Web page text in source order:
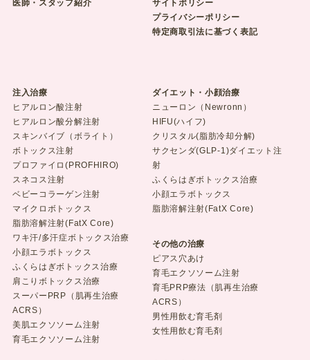
医師・スタッフ紹介
サイトポリシー
プライバシーポリシー
特定商取引法に基づく表記
注入治療
ヒアルロン酸注射
ヒアルロン酸分解注射
スキンバイブ（ボライト）
ボトックス注射
プロファイロ(PROFHIRO)
スネコス注射
ベビーコラーゲン注射
マイクロボトックス
脂肪溶解注射(FatX Core)
ワキ汗/多汗症ボトックス治療
小顔エラボトックス
ふくらはぎボトックス治療
肩こりボトックス治療
スーパーPRP（肌再生治療
ACRS）
美肌エクソソーム注射
育毛エクソソーム注射
ダイエット・小顔治療
ニューロン（Newronn）
HIFU(ハイフ)
クリスタル(脂肪冷却分解)
サクセンダ(GLP-1)ダイエット注
射
ふくらはぎボトックス治療
小顔エラボトックス
脂肪溶解注射(FatX Core)
その他の治療
ピアス穴あけ
育毛エクソソーム注射
育毛PRP療法（肌再生治療
ACRS）
男性用飲む育毛剤
女性用飲む育毛剤